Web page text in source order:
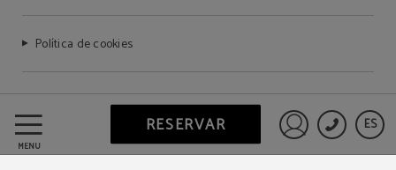
MENÚ
ES
RESERVAR
Política de cookies
Preguntas frecuentes
Protección de datos